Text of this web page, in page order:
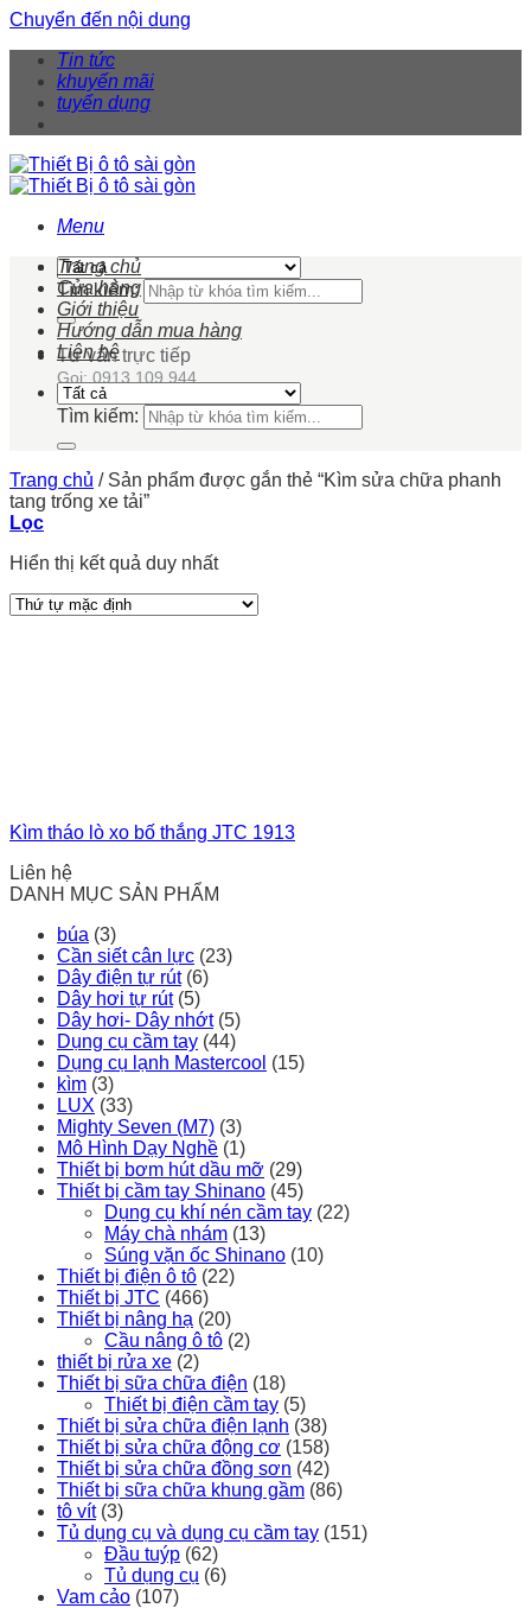
Chuyển đến nội dung
Tin tức
khuyến mãi
tuyển dụng
Menu
Tìm kiếm:
Tư vấn trực tiếp
Gọi: 0913 109 944
Trang chủ
Cửa hàng
Giới thiệu
Hướng dẫn mua hàng
Liên hệ
Tìm kiếm:
Trang chủ /Sản phẩm được gắn thẻ “Kìm sửa chữa phanh
tang trống xe tải”
Lọc
Hiển thị kết quả duy nhất
Kìm tháo lò xo bố thắng JTC 1913
Liên hệ
DANH MỤC SẢN PHẨM
búa (3)
Cần siết cân lực (23)
Dây điện tự rút (6)
Dây hơi tự rút (5)
Dây hơi- Dây nhớt (5)
Dụng cụ cầm tay (44)
Dụng cụ lạnh Mastercool (15)
kìm (3)
LUX (33)
Mighty Seven (M7) (3)
Mô Hình Dạy Nghề (1)
Thiết bị bơm hút dầu mỡ (29)
Thiết bị cầm tay Shinano (45)
Dụng cụ khí nén cầm tay (22)
Máy chà nhám (13)
Súng vặn ốc Shinano (10)
Thiết bị điện ô tô (22)
Thiết bị JTC (466)
Thiết bị nâng hạ (20)
Cầu nâng ô tô (2)
thiết bị rửa xe (2)
Thiết bị sữa chữa điện (18)
Thiết bị điện cầm tay (5)
Thiết bị sửa chữa điện lạnh (38)
Thiết bị sửa chữa động cơ (158)
Thiết bị sửa chữa đồng sơn (42)
Thiết bị sữa chữa khung gầm (86)
tô vít (3)
Tủ dụng cụ và dụng cụ cầm tay (151)
Đầu tuýp (62)
Tủ dụng cụ (6)
Vam cảo (107)